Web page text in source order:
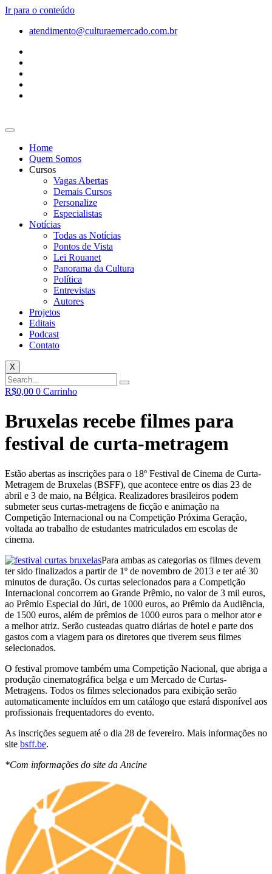
Ir para o conteúdo
atendimento@culturaemercado.com.br
Home
Quem Somos
Cursos
Vagas Abertas
Demais Cursos
Personalize
Especialistas
Notícias
Todas as Notícias
Pontos de Vista
Lei Rouanet
Panorama da Cultura
Política
Entrevistas
Autores
Projetos
Editais
Podcast
Contato
X
R$0,00 0 Carrinho
Bruxelas recebe filmes para
festival de curta-metragem
Estão abertas as inscrições para o 18º Festival de Cinema de Curta-
Metragem de Bruxelas (BSFF), que acontece entre os dias 23 de
abril e 3 de maio, na Bélgica. Realizadores brasileiros podem
submeter seus curtas-metragens de ficção e animação na
Competição Internacional ou na Competição Próxima Geração,
voltada ao trabalho de estudantes matriculados em escolas de
cinema.
Para ambas as categorias os filmes devem
ter sido finalizados a partir de 1º de novembro de 2013 e ter até 30
minutos de duração. Os curtas selecionados para a Competição
Internacional concorrem ao Grande Prêmio, no valor de 3 mil euros,
ao Prêmio Especial do Júri, de 1000 euros, ao Prêmio da Audiência,
de 1500 euros, além de prêmios de 1000 euros para o melhor ator e
a melhor atriz. Serão custeadas quatro diárias de hotel e parte dos
gastos com a viagem para os diretores que tiverem seus filmes
selecionados.
O festival promove também uma Competição Nacional, que abriga a
produção cinematográfica belga e um Mercado de Curtas-
Metragens. Todos os filmes selecionados para exibição serão
automaticamente incluídos em um catálogo que estará disponível aos
profissionais frequentadores do evento.
As inscrições seguem até o dia 28 de fevereiro. Mais informações no
site bsff.be.
*Com informações do site da Ancine